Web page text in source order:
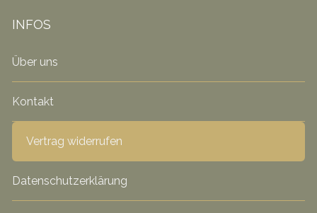
INFOS
Über uns
Kontakt
Vertrag widerrufen
Datenschutzerklärung